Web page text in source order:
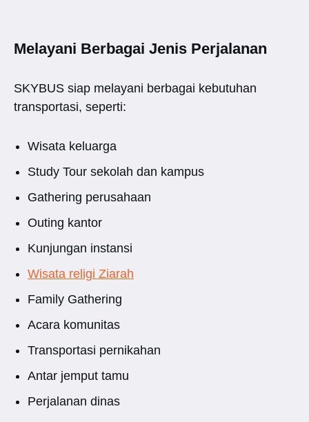
Melayani Berbagai Jenis Perjalanan
SKYBUS siap melayani berbagai kebutuhan
transportasi, seperti:
Wisata keluarga
Study Tour sekolah dan kampus
Gathering perusahaan
Outing kantor
Kunjungan instansi
Wisata religi Ziarah
Family Gathering
Acara komunitas
Transportasi pernikahan
Antar jemput tamu
Perjalanan dinas